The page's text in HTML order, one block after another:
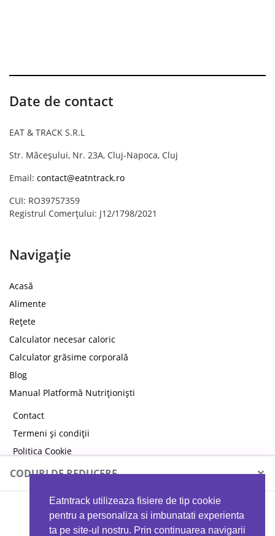
Eatntrack utilizeaza fisiere de tip cookie
pentru a personaliza si imbunatati experienta
ta pe site-ul nostru. Prin continuarea navigarii
Date de contact
EAT & TRACK S.R.L
Str. Măceșului, Nr. 23A, Cluj-Napoca, Cluj
Email: contact@eatntrack.ro
CUI: RO39757359
Registrul Comerțului: J12/1798/2021
Navigație
Acasă
Alimente
Rețete
Calculator necesar caloric
Calculator grăsime corporală
Blog
Manual Platformă Nutriționiști
Contact
Termeni și condiții
Politica Cookie
Politica de confidențialitate
CODURI DE REDUCERE ×
MYPROTEIN